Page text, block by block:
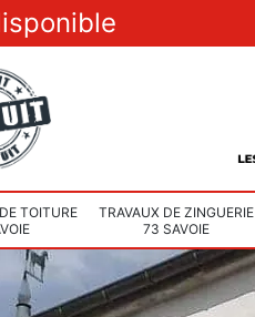
TOITURE
TRAVAUX DE ZINGUERIE
73 SAVOIE